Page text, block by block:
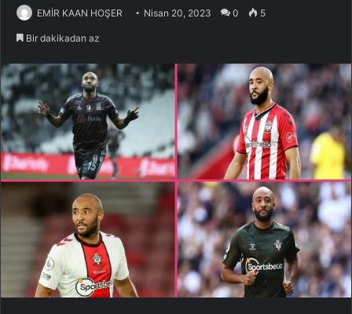
EMİR KAAN HOŞER Nisan 20, 2023 0 5
Bir dakikadan az